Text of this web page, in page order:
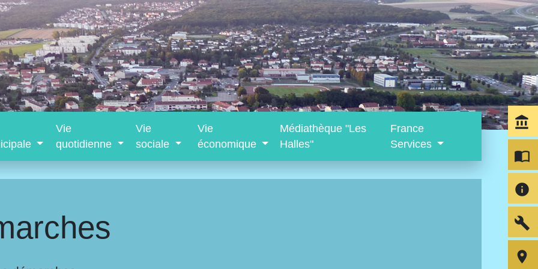
Vie
quotidienne
Vie
sociale
Vie
économique
Médiathèque "Les
Halles"
France
Services
account_balance
import_contacts
info
build
room